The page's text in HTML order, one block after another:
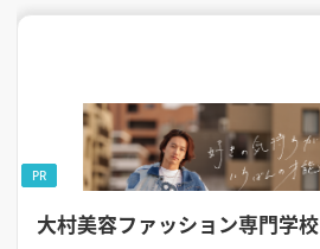
大村美容ファッション専門学校
PR